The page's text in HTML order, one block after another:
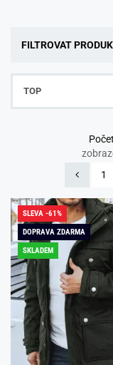
FILTROVAT
TOP
1
SLEVA -61%
DOPRAVA ZDARMA
SKLADEM